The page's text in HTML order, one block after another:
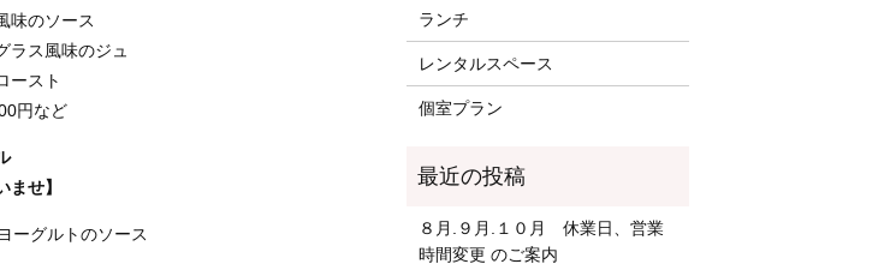
味のソース
ラス風味のジュ
ースト
円など
ませ】
ーグルトのソース
ランチ
レンタルスペース
個室プラン
８月.９月.１０月 休業日、営業
時間変更 のご案内